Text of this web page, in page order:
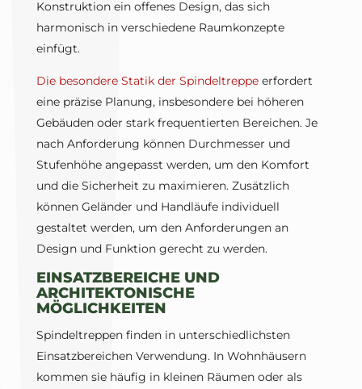
Konstruktion ein offenes Design, das sich
harmonisch in verschiedene Raumkonzepte
einfügt.
Die besondere Statik der Spindeltreppeerfordert
eine präzise Planung, insbesondere bei höheren
Gebäuden oder stark frequentierten Bereichen. Je
nach Anforderung können Durchmesser und
Stufenhöhe angepasst werden, um den Komfort
und die Sicherheit zu maximieren. Zusätzlich
können Geländer und Handläufe individuell
gestaltet werden, um den Anforderungen an
Design und Funktion gerecht zu werden.
EINSATZBEREICHE UND
ARCHITEKTONISCHE
MÖGLICHKEITEN
Spindeltreppen finden in unterschiedlichsten
Einsatzbereichen Verwendung. In Wohnhäusern
kommen sie häufig in kleinen Räumen oder als